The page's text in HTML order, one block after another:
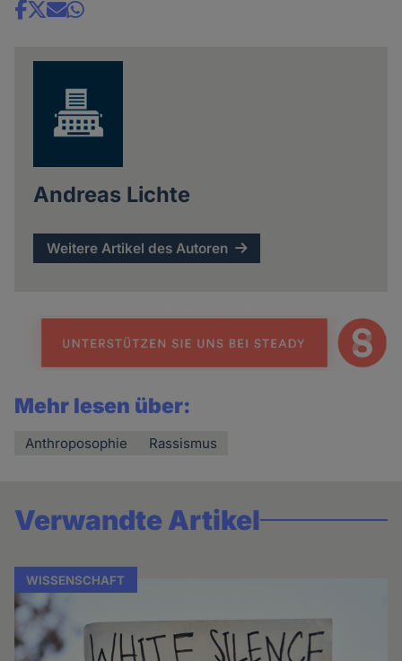
Share
Andreas Lichte
Weitere Artikel des Autoren
Mehr lesen über:
Anthroposophie Rassismus
Verwandte Artikel
WISSENSCHAFT